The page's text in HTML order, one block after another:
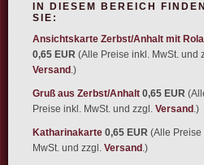
IN DIESEM BEREICH FINDEN
SIE:
Ansichtskarte Zerbst/Anhalt mit
0,65 EUR (Alle Preise inkl. MwSt. und
Versand .)
Gruß aus Zerbst/Anhalt 0,65 EUR
Preise inkl. MwSt. und zzgl. Versand .)
Katharinakarte 0,65 EUR (Alle Preise
MwSt. und zzgl. Versand .)